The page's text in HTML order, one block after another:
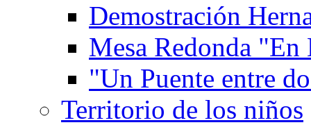
Demostración
Mesa Redonda
"Un Puente entre
Territorio de los niños